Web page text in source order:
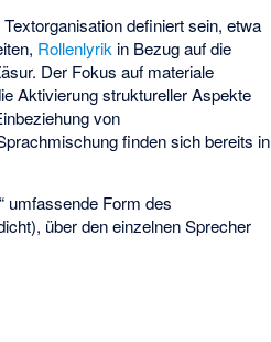
definiert sein, etwa
Rollenlyrik in Bezug auf die
Der Fokus auf materiale
Aktivierung struktureller Aspekte
von
finden sich bereits in
umfassende Form des
über den einzelnen Sprecher